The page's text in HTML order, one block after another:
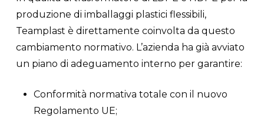
produzione di imballaggi plastici flessibili,
Teamplast è direttamente coinvolta da questo
cambiamento normativo. L’azienda ha già avviato
un piano di adeguamento interno per garantire:
Conformità normativa totale con il nuovo
Regolamento UE;